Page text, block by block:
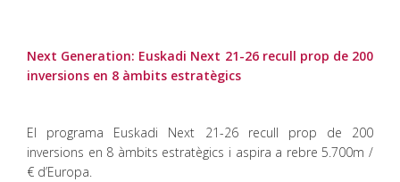
Next Generation: Euskadi Next 21-26 recull prop de 200
inversions en 8 àmbits estratègics
El programa Euskadi Next 21-26 recull prop de 200
inversions en 8 àmbits estratègics i aspira a rebre 5.700m /
€ d’Europa.